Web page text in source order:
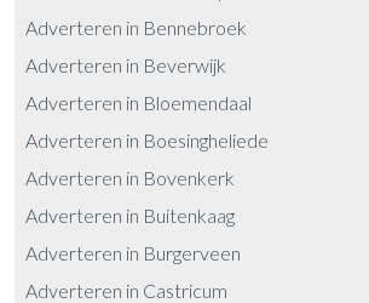
Adverteren in Bennebroek
Adverteren in Beverwijk
Adverteren in Bloemendaal
Adverteren in Boesingheliede
Adverteren in Bovenkerk
Adverteren in Buitenkaag
Adverteren in Burgerveen
Adverteren in Castricum